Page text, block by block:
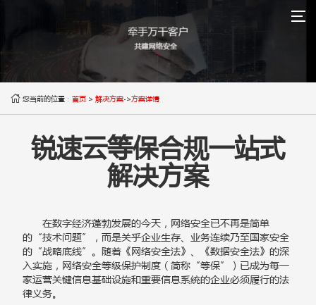
 您当前的位置： 首页 > 解决方案->方案详情
锐速云等保合规一站式
解决方案
在数字经济蓬勃发展的今天，网络安全已不再是简单
的“技术问题”，而是关乎企业生存、业务连续乃至国家安全
的“战略底线”。随着《网络安全法》、《数据安全法》的深
入实施，网络安全等级保护制度（简称“等保”）已成为每一
家运营关键信息基础设施和重要信息系统的企业必须履行的法
律义务。